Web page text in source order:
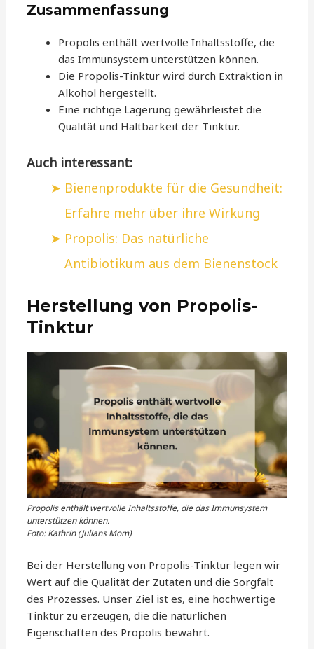
Zusammenfassung
Propolis enthält wertvolle Inhaltsstoffe, die
das Immunsystem unterstützen können.
Die Propolis-Tinktur wird durch Extraktion in
Alkohol hergestellt.
Eine richtige Lagerung gewährleistet die
Qualität und Haltbarkeit der Tinktur.
Auch interessant:
Bienenprodukte für die Gesundheit:
Erfahre mehr über ihre Wirkung
Propolis: Das natürliche
Antibiotikum aus dem Bienenstock
Herstellung von Propolis-
Tinktur
Propolis enthält wertvolle Inhaltsstoffe, die das Immunsystem
unterstützen können.
Foto: Kathrin (Julians Mom)
Bei der Herstellung von Propolis-Tinktur legen wir
Wert auf die Qualität der Zutaten und die Sorgfalt
des Prozesses. Unser Ziel ist es, eine hochwertige
Tinktur zu erzeugen, die die natürlichen
Eigenschaften des Propolis bewahrt.